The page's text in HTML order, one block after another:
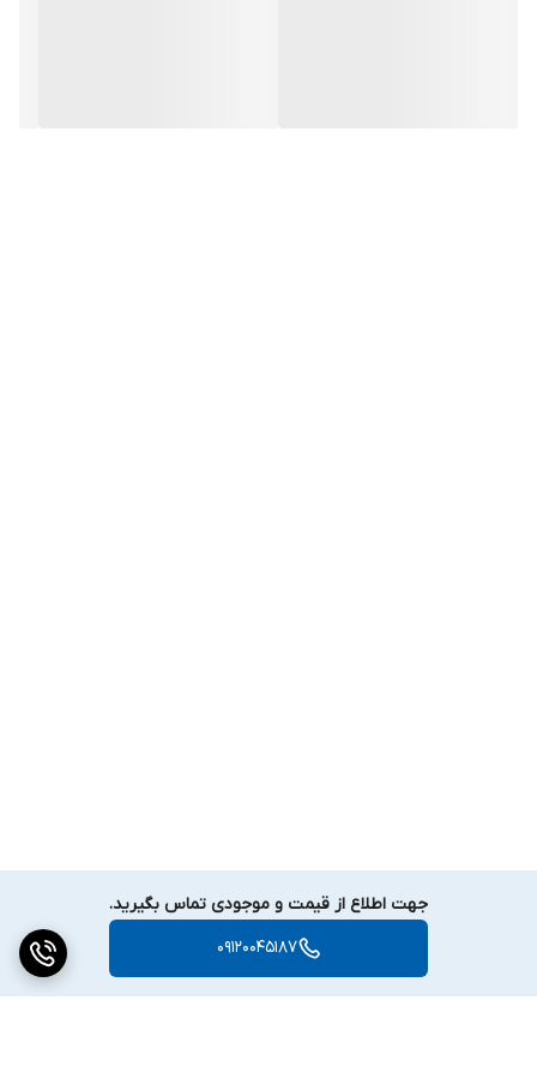
جهت اطلاع از قیمت و موجودی تماس بگیرید.
09120045187